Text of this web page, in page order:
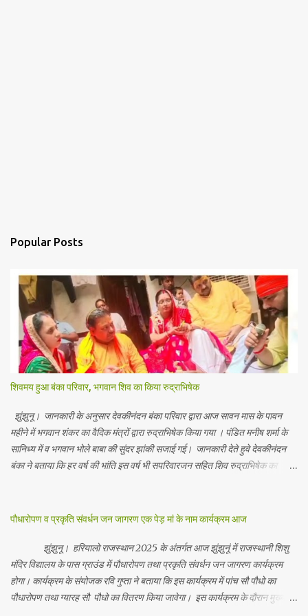
Popular Posts
शिवमय हुआ बंका परिवार, भगवान शिव का किया रुद्राभिषेक
झुंझुनू। जानकारी के अनुसार देवकीनंदन बंका परिवार द्वारा आज सावन मास के पावन
महीने में भगवान शंकर का वैदिक मंत्रों द्वारा रुद्राभिषेक किया गया । पंडित मनीष शर्मा के
सानिध्य में व भगवान भोले बाबा की सुंदर झांकी सजाई गई। जानकारी देते हुवे देवकीनंदन
बंका ने बताया कि हर वर्ष की भांति इस वर्ष भी सपरिवारजन सहित शिव रुद्राभिषेक का
भाविक, लाडो, मीना, रेनू, निर्मला, दीक्षा, मनीषा आदि सभी परिवार जन उपस्थित रहे।
guarantee the information is 100% accurate
पौधारोपण व प्रकृति संवर्धन जन जागरण एक पेड़ मां के नाम कार्यक्रम आज
झुंझुनू। हरियालो राजस्थान 2025 के अंतर्गत आज झुंझुनूं में राजस्थानी शिशु
मंदिर विद्यालय के पास ग्राउंड में पौधारोपण तथा प्रकृति संवर्धन जन जागरण कार्यक्रम
होगा। कार्यक्रम के संयोजक रवि गुप्ता ने बताया कि इस कार्यक्रम में पांच सौ पौधो का
पौधारोपण तथा ग्यारह सौ पौधो का वितरण किया जावेगा। इस कार्यक्रम के दौरान मुख्य